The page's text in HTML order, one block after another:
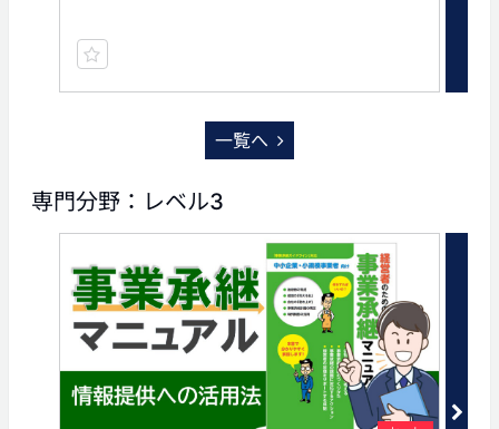
一覧へ
専門分野：レベル3